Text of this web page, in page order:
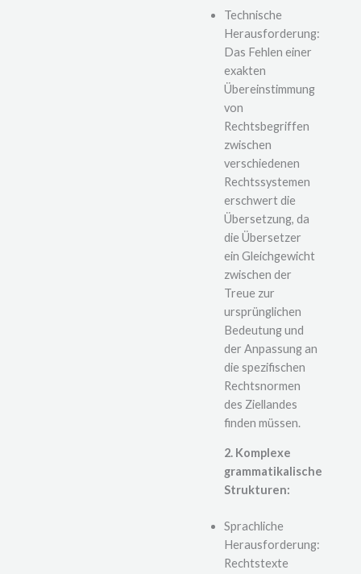
Technische
Herausforderung:
Das Fehlen einer
exakten
Übereinstimmung
von
Rechtsbegriffen
zwischen
verschiedenen
Rechtssystemen
erschwert die
Übersetzung, da
die Übersetzer
ein Gleichgewicht
zwischen der
Treue zur
ursprünglichen
Bedeutung und
der Anpassung an
die spezifischen
Rechtsnormen
des Ziellandes
finden müssen.
2. Komplexe
grammatikalische
Strukturen:
Sprachliche
Herausforderung:
Rechtstexte